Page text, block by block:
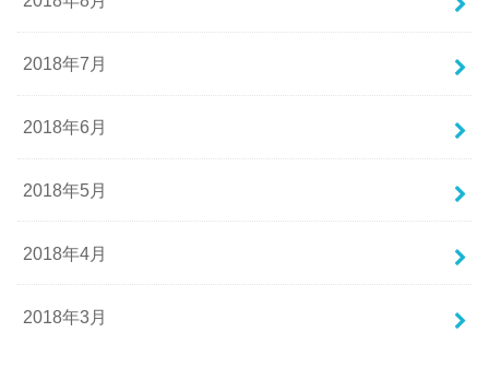
2018年7月
2018年6月
2018年5月
2018年4月
2018年3月